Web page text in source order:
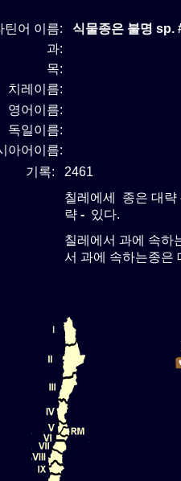
틴어 이름:
식물종은 불명 sp.
과:
목:
치레이름:
영어이름:
독일이름:
아어이름:
기록:
2461
칠레에세 종은 대략
략 - 있다.
칠레에서 과에 속하
서 과에 속하는종은